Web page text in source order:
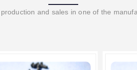
and sales in one of the